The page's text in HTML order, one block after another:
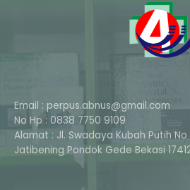
Email : perpus.abnus@gmail.com
No Hp : 0838 7750 9109
Alamat : Jl. Swadaya Kubah Putih No
Jatibening Pondok Gede Bekasi